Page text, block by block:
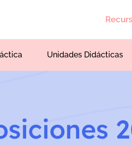
Unidades Didácticas